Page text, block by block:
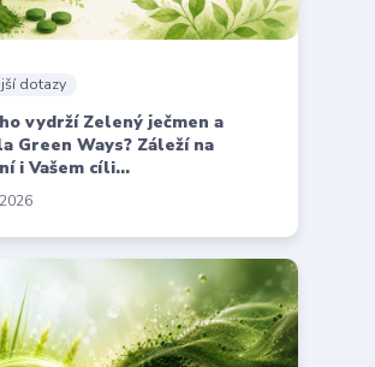
2026
dotazy
vydrží Zelený ječmen a
Green Ways? Záleží na
i Vašem cíli...